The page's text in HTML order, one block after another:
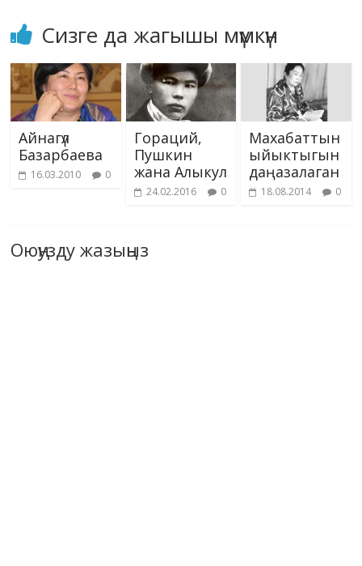
Сизге да жагышы мүмкүн
Айнагүл
Базарбаева
16.03.2010 0
Гораций,
Пушкин
жана Алыкул
24.02.2016 0
Махабаттын
ыйыктыгын
даңазалаган
18.08.2014 0
Оюңузду жазыңыз